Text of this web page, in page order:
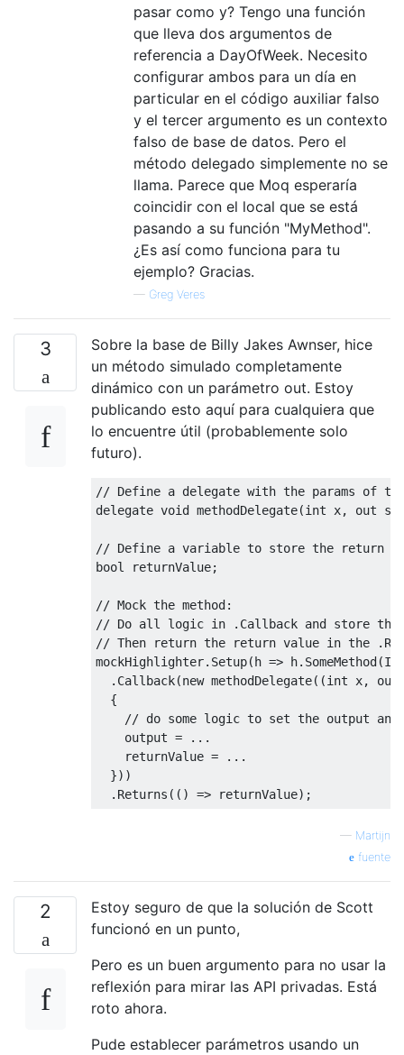
pasar como y? Tengo una función
que lleva dos argumentos de
referencia a DayOfWeek. Necesito
configurar ambos para un día en
particular en el código auxiliar falso
y el tercer argumento es un contexto
falso de base de datos. Pero el
método delegado simplemente no se
llama. Parece que Moq esperaría
coincidir con el local que se está
pasando a su función "MyMethod".
¿Es así como funciona para tu
ejemplo? Gracias.
— Greg Veres
3
Sobre la base de Billy Jakes Awnser, hice
un método simulado completamente
dinámico con un parámetro out. Estoy
publicando esto aquí para cualquiera que
lo encuentre útil (probablemente solo
futuro).
// Define a delegate with the params of
delegate void methodDelegate(int x, out
// Define a variable to store the return
bool
returnValue;
// Mock the method:
// Do all logic in .Callback and store the
// Then return the return value in the
mockHighlighter. Setup(h => h. SomeMethod(It
. Callback(new methodDelegate((int x,
out
{
// do some logic to set the output
    output
=
...
    returnValue
=
...
}))
. Returns (() => returnValue);
— Martijn
fuente
2
Estoy seguro de que la solución de Scott
funcionó en un punto,
Pero es un buen argumento para no usar la
reflexión para mirar las API privadas. Está
roto ahora.
Pude establecer parámetros usando un